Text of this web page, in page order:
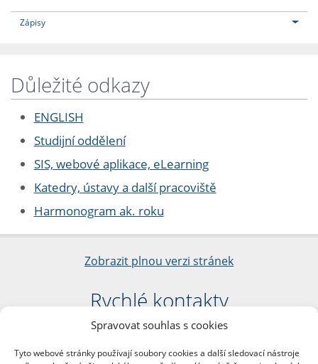
Spravovat souhlas s cookies
Tyto webové stránky používají soubory cookies a další sledovací nástroje
Zápisy
Důležité odkazy
ENGLISH
Studijní oddělení
SIS, webové aplikace, eLearning
Katedry, ústavy a další pracoviště
Harmonogram ak. roku
Zobrazit plnou verzi stránek
Rychlé kontakty
Filozofická fakulta
nám. Jana Palacha 1/2